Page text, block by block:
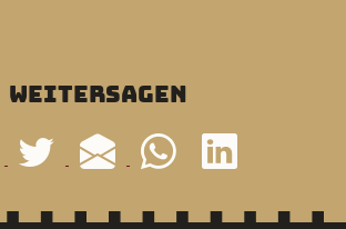
weitersagen